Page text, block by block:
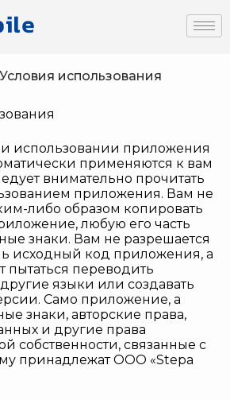
использования
использовании приложения
применяются к вам
внимательно прочитать
приложения. Вам не
либо образом копировать
любую его часть
знаки. Вам не разрешается
исходный код приложения, а
пытаться переводить
языки или создавать
Само приложение, а
знаки, авторские права,
и другие права
собственности, связанные с
принадлежат ООО «Stepa